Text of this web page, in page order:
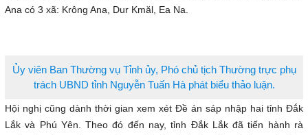
Ana có 3 xã: Krông Ana, Dur Kmăl, Ea Na.
Ủy viên Ban Thường vụ Tỉnh ủy, Phó chủ tịch Thường trực phụ
trách UBND tỉnh Nguyễn Tuấn Hà phát biểu thảo luận.
Hội nghị cũng dành thời gian xem xét Đề án sáp nhập hai tỉnh Đắk
Lắk và Phú Yên. Theo đó đến nay, tỉnh Đắk Lắk đã tiến hành rà